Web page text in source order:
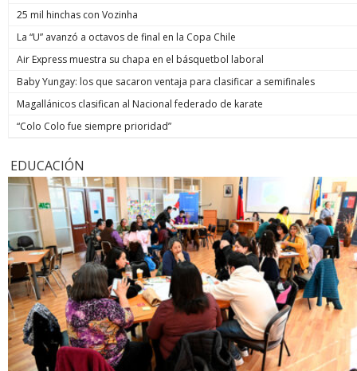
25 mil hinchas con Vozinha
La “U” avanzó a octavos de final en la Copa Chile
Air Express muestra su chapa en el básquetbol laboral
Baby Yungay: los que sacaron ventaja para clasificar a semifinales
Magallánicos clasifican al Nacional federado de karate
“Colo Colo fue siempre prioridad”
EDUCACIÓN